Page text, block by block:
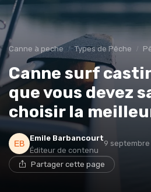
Canne à peche Types de Pêche
Canne surf
que vous devez
choisir la
Emile Barbancourt
Éditeur de contenu
9
Partager cette page